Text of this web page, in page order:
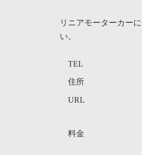
リニアモーターカー
い。
TEL
住所
URL
料金